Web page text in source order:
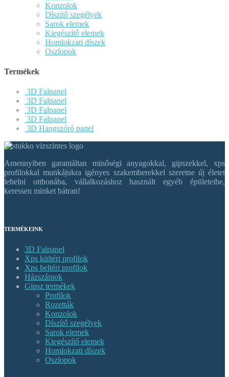
Konzolok
Díszítő szegélyek
Sarok elemek
Kiegészítő elemek
Homlokzati díszek
Oszlopok
Termékek
3D Falpanel
3D Falpanel
3D Falpanel
3D Falpanel
3D Hangszóró panel
Amennyiben garantáltan minőségi anyagokkal, gipszekkel, xps
profilokkal munkájukra igényes szakemberekkel szeretne új életet
lehelni otthonába, vállalkozáshoz használt egyéb épületeibe,
keressen minket bátran!
TERMÉKEINK
3D Falpanel
Xps kültéri profilok
Xps beltéri profilok
Házszámok
Gipsz termékek
Profilok
Rozetták
Konzolok
Díszítő szegélyek
Sarok elemek
Kiegészítő elemek
Homlokzati díszek
Oszlopok